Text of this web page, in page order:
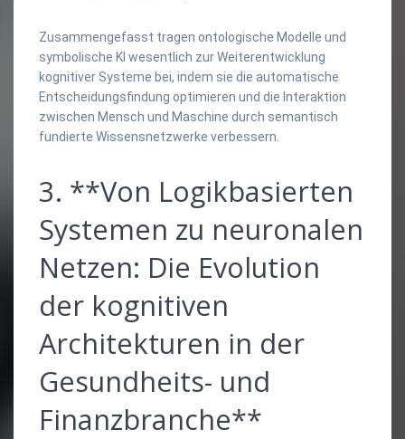
Zusammengefasst tragen ontologische Modelle und
symbolische KI wesentlich zur Weiterentwicklung
kognitiver Systeme bei, indem sie die automatische
Entscheidungsfindung optimieren und die Interaktion
zwischen Mensch und Maschine durch semantisch
fundierte Wissensnetzwerke verbessern.
3. **Von Logikbasierten
Systemen zu neuronalen
Netzen: Die Evolution
der kognitiven
Architekturen in der
Gesundheits- und
Finanzbranche**